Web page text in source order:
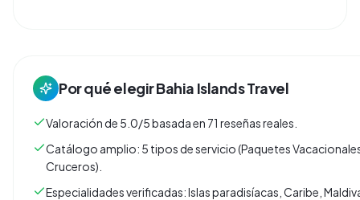
Por qué elegirBahia Islands Travel
Valoración de 5.0/5 basada en 71 reseñas reales.
Catálogo amplio: 5 tipos de servicio (Paquetes
Cruceros).
Especialidades verificadas: Islas paradisíacas, Caribe,